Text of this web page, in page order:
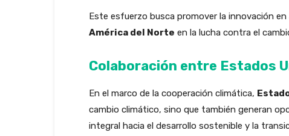
Este esfuerzo busca promover la innovación
América del Norte en la lucha contra el
Colaboración entre Estados
En el marco de la cooperación climática,
cambio climático, sino que también generan
integral hacia el desarrollo sostenible y la